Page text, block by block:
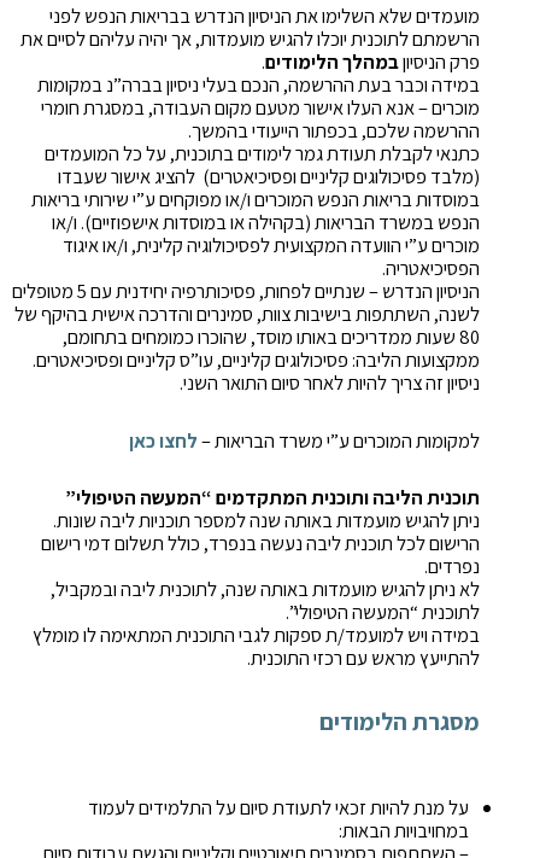
מועמדים שלא השלימו את הניסיון הנדרש בבריאות הנפש לפני
הרשמתם לתוכנית יוכלו להגיש מועמדות, אך יהיה עליהם לסיים את
פרק הניסיוןבמהלך הלימודים.
במידה וכבר בעת ההרשמה, הנכם בעלי ניסיון בברה”נ במקומות
מוכרים – אנא העלו אישור מטעם מקום העבודה, במסגרת חומרי
ההרשמה שלכם, בכפתור הייעודי בהמשך.
כתנאי לקבלת תעודת גמר לימודים בתוכנית, על כל המועמדים
(מלבד פסיכולוגים קליניים ופסיכיאטרים) להציג אישור שעבדו
במוסדות בריאות הנפש המוכרים ו/או מפוקחים ע”י שירותי בריאות
הנפש במשרד הבריאות (בקהילה או במוסדות אישפוזיים). ו/או
מוכרים ע”י הוועדה המקצועית לפסיכולוגיה קלינית, ו/או איגוד
הפסיכיאטריה.
הניסיון הנדרש – שנתיים לפחות, פסיכותרפיה יחידנית עם 5 מטופלים
לשנה, השתתפות בישיבות צוות, סמינרים והדרכה אישית בהיקף של
80 שעות ממדריכים באותו מוסד, שהוכרו כמומחים בתחומם,
ממקצועות הליבה: פסיכולוגים קליניים, עו”ס קליניים ופסיכיאטרים.
ניסיון זה צריך להיות לאחר סיום התואר השני.
למקומות המוכרים ע”י משרד הבריאות –לחצו כאן
תוכנית הליבה ותוכנית המתקדמים “המעשה הטיפולי”
ניתן להגיש מועמדות באותה שנה למספר תוכניות ליבה שונות.
הרישום לכל תוכנית ליבה נעשה בנפרד, כולל תשלום דמי רישום
נפרדים.
לא ניתן להגיש מועמדות באותה שנה, לתוכנית ליבה ובמקביל,
לתוכנית “המעשה הטיפולי”.
במידה ויש למועמד/ת ספקות לגבי התוכנית המתאימה לו מומלץ
להתייעץ מראש עם רכזי התוכנית.
מסגרת הלימודים
על מנת להיות זכאי לתעודת סיום על התלמידים לעמוד
במחויבויות הבאות: